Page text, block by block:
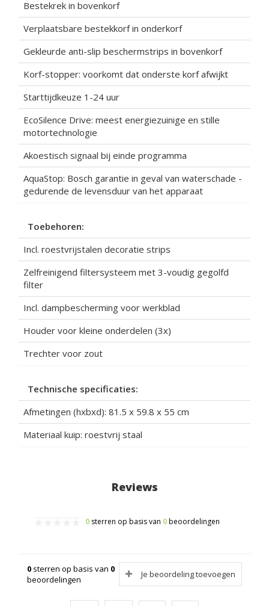
Bestekrek in bovenkorf
Verplaatsbare bestekkorf in onderkorf
Gekleurde anti-slip beschermstrips in bovenkorf
Korf-stopper: voorkomt dat onderste korf afwijkt
Starttijdkeuze 1-24 uur
EcoSilence Drive: meest energiezuinige en stille
motortechnologie
Akoestisch signaal bij einde programma
AquaStop: Bosch garantie in geval van waterschade -
gedurende de levensduur van het apparaat
Toebehoren:
Incl. roestvrijstalen decoratie strips
Zelfreinigend filtersysteem met 3-voudig gegolfd
filter
Incl. dampbescherming voor werkblad
Houder voor kleine onderdelen (3x)
Trechter voor zout
Technische specificaties:
Afmetingen (hxbxd): 81.5 x 59.8 x 55 cm
Materiaal kuip: roestvrij staal
Reviews
0 sterren op basis van 0beoordelingen
0 sterren op basis van 0
beoordelingen
Je beoordeling toevoegen